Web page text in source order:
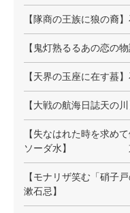
【隊商の王族に狼の裔】
【鬼灯熟るるあの恋の物
【天界の玉座に在す蟇】
【大戦の航海日誌天の川
【失なはれた時を求めて
ソーダ水】
【モナリザ笑む「硝子戸
漱石忌】